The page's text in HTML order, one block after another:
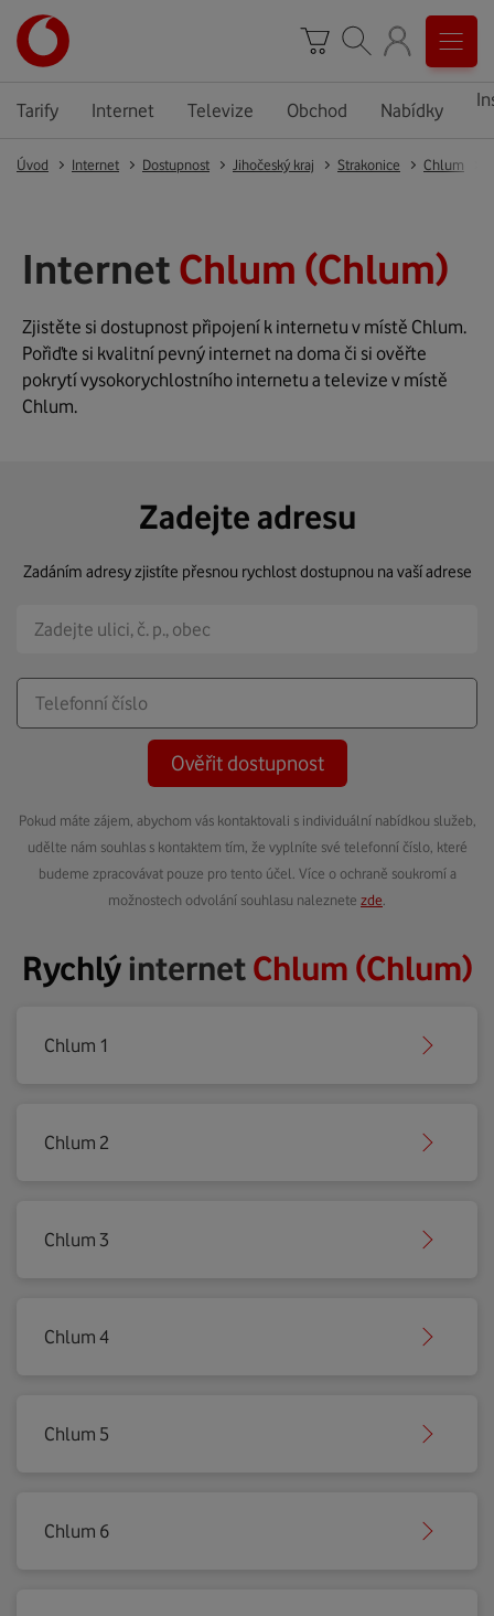
Tarify Internet Televize Obchod Nabídky
Úvod Internet Dostupnost Jihočeský kraj Strakonice Chlum
Internet Chlum (Chlum)
Zjistěte si dostupnost připojení k internetu v místě Chlum.
Pořiďte si kvalitní pevný internet na doma či si ověřte
pokrytí vysokorychlostního internetu a televize v místě
Chlum.
Zadejte adresu
Zadáním adresy zjistíte přesnou rychlost dostupnou na vaší adrese
Ověřit dostupnost
Pokud máte zájem, abychom vás kontaktovali s individuální nabídkou služeb,
udělte nám souhlas s kontaktem tím, že vyplníte své telefonní číslo, které
budeme zpracovávat pouze pro tento účel. Více o ochraně soukromí a
možnostech odvolání souhlasu naleznete zde
RychlýinternetChlum (Chlum)
Chlum 1
Chlum 2
Chlum 3
Chlum 4
Chlum 5
Chlum 6